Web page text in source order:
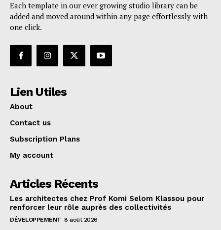
Each template in our ever growing studio library can be
added and moved around within any page effortlessly with
one click.
Lien Utiles
About
Contact us
Subscription Plans
My account
Articles Récents
Les architectes chez Prof Komi Selom Klassou pour
renforcer leur rôle auprès des collectivités
DÉVELOPPEMENT 8 août 2026